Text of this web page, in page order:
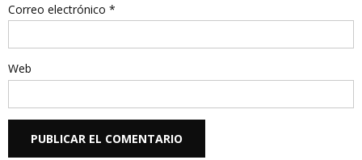
Correo electrónico *
Web